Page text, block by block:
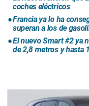
coches eléctricos
Francia ya lo ha
superan a los de
El nuevo Smart #2 ya
de 2,8 metros y hasta